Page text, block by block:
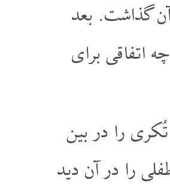
گذاشت. بعد
اتفاقی برای
را در بین
را در آن دید